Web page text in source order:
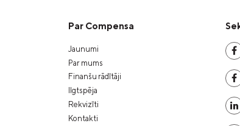
Par Compensa
Jaunumi
Par mums
Finanšu rādītāji
Ilgtspēja
Rekvizīti
Kontakti